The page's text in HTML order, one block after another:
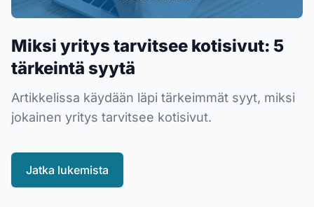
Miksi yritys tarvitsee kotisivut: 5
tärkeintä syytä
Artikkelissa käydään läpi tärkeimmät syyt, miksi
jokainen yritys tarvitsee kotisivut.
Jatka lukemista